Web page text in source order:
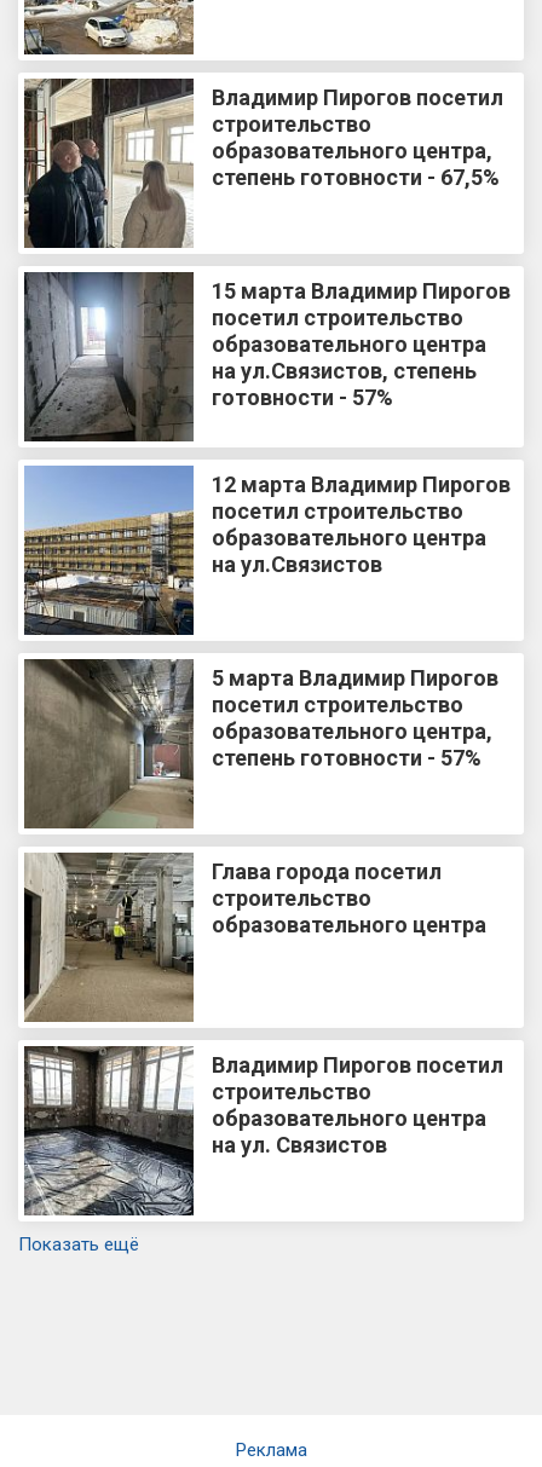
Владимир Пирогов посетил
строительство
образовательного центра,
степень готовности - 67,5%
15 марта Владимир Пирогов
посетил строительство
образовательного центра
на ул.Связистов, степень
готовности - 57%
12 марта Владимир Пирогов
посетил строительство
образовательного центра
на ул.Связистов
5 марта Владимир Пирогов
посетил строительство
образовательного центра,
степень готовности - 57%
Глава города посетил
строительство
образовательного центра
Владимир Пирогов посетил
строительство
образовательного центра
на ул. Связистов
Показать ещё
Реклама